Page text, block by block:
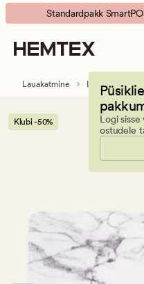
Marble
kohamatt
valge
Animated
banner.
Press
ESCAPE
Standardpakk
Logi
ostudele
Lauakatmine Lauamatid
Klubi -50%